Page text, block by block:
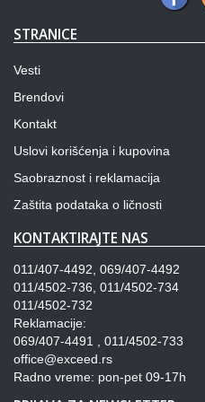
STRANICE
Vesti
Brendovi
Kontakt
Uslovi korišćenja i kupovina
Saobraznost i reklamacija
Zaštita podataka o ličnosti
KONTAKTIRAJTE NAS
011/407-4492, 069/407-4492
011/4502-736, 011/4502-734
011/4502-732
Reklamacije:
069/407-4491 , 011/4502-733
office@exceed.rs
Radno vreme: pon-pet 09-17h